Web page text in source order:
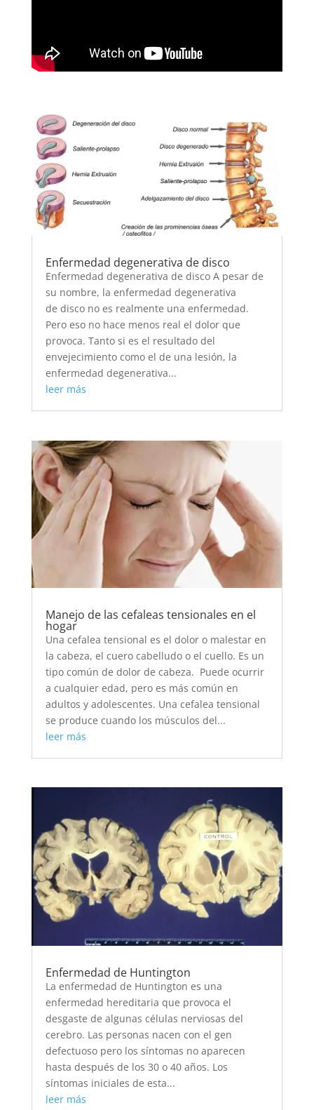
Enfermedad degenerativa de disco
Enfermedad degenerativa de disco A pesar de
su nombre, la enfermedad degenerativa
de disco no es realmente una enfermedad.
Pero eso no hace menos real el dolor que
provoca. Tanto si es el resultado del
envejecimiento como el de una lesión, la
enfermedad degenerativa...
leer más
Manejo de las cefaleas tensionales en el
hogar
Una cefalea tensional es el dolor o malestar en
la cabeza, el cuero cabelludo o el cuello. Es un
tipo común de dolor de cabeza. Puede ocurrir
a cualquier edad, pero es más común en
adultos y adolescentes. Una cefalea tensional
se produce cuando los músculos del...
leer más
Enfermedad de Huntington
La enfermedad de Huntington es una
enfermedad hereditaria que provoca el
desgaste de algunas células nerviosas del
cerebro. Las personas nacen con el gen
defectuoso pero los síntomas no aparecen
hasta después de los 30 o 40 años. Los
síntomas iniciales de esta...
leer más